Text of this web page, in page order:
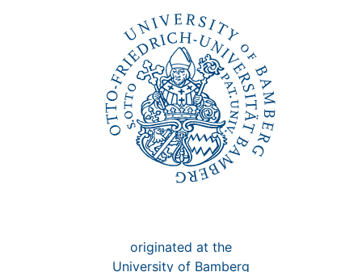
originated at the
University of Bamberg